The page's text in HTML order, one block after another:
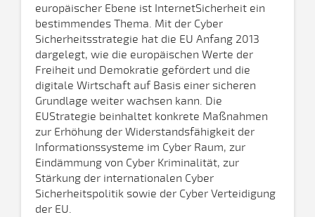
europäischer Ebene ist InternetSicherheit ein
bestimmendes Thema. Mit der Cyber
Sicherheitsstrategie hat die EU Anfang 2013
dargelegt, wie die europäischen Werte der
Freiheit und Demokratie gefördert und die
digitale Wirtschaft auf Basis einer sicheren
Grundlage weiter wachsen kann. Die
EUStrategie beinhaltet konkrete Maßnahmen
zur Erhöhung der Widerstandsfähigkeit der
Informationssysteme im Cyber Raum, zur
Eindämmung von Cyber Kriminalität, zur
Stärkung der internationalen Cyber
Sicherheitspolitik sowie der Cyber Verteidigung
der EU.